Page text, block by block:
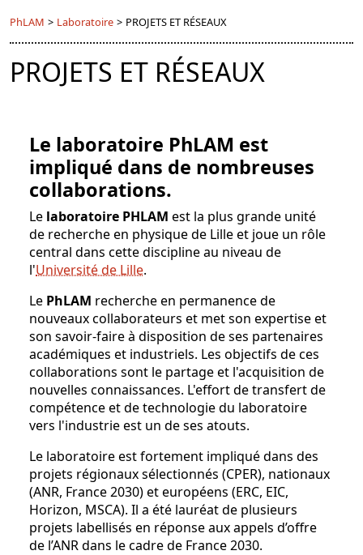
PhLAM > Laboratoire > PROJETS ET RÉSEAUX
PROJETS ET RÉSEAUX
Le laboratoire PhLAM est
impliqué dans de nombreuses
collaborations.
Le laboratoire PHLAM est la plus grande unité
de recherche en physique de Lille et joue un rôle
central dans cette discipline au niveau de
l'Université de Lille.
Le PhLAM recherche en permanence de
nouveaux collaborateurs et met son expertise et
son savoir-faire à disposition de ses partenaires
académiques et industriels. Les objectifs de ces
collaborations sont le partage et l'acquisition de
nouvelles connaissances. L'effort de transfert de
compétence et de technologie du laboratoire
vers l'industrie est un de ses atouts.
Le laboratoire est fortement impliqué dans des
projets régionaux sélectionnés (CPER), nationaux
(ANR, France 2030) et européens (ERC, EIC,
Horizon, MSCA). Il a été lauréat de plusieurs
projets labellisés en réponse aux appels d’offre
de l’ANR dans le cadre de France 2030.